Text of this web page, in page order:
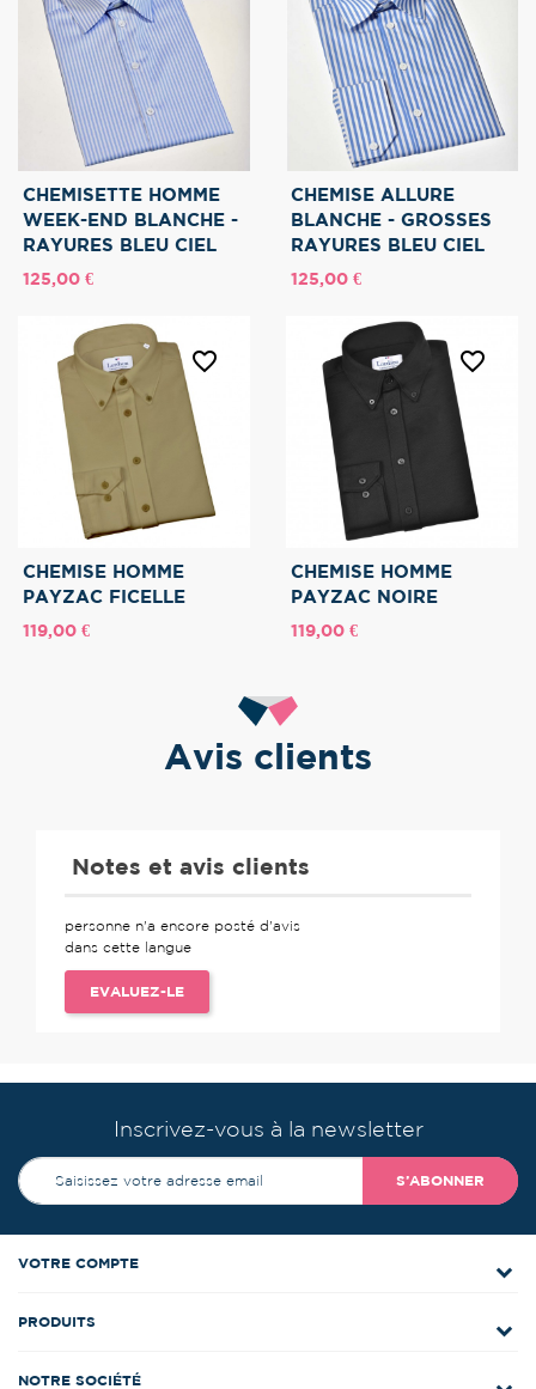
CHEMISETTE HOMME
WEEK-END BLANCHE -
RAYURES BLEU CIEL
Prix
125,00 €
CHEMISE ALLURE
BLANCHE - GROSSES
RAYURES BLEU CIEL
Prix
125,00 €
CHEMISE HOMME
PAYZAC FICELLE
favorite_border
Prix
119,00 €
CHEMISE HOMME
PAYZAC NOIRE
favorite_border
Prix
119,00 €
Avis clients
Notes et avis clients
personne n'a encore posté d'avis
dans cette langue
EVALUEZ-LE
Inscrivez-vous à la newsletter
S’ABONNER
VOTRE COMPTE
PRODUITS
NOTRE SOCIÉTÉ